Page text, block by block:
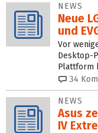
NEWS
Neue
und
Vor
Desktop-
Plattform
34
NEWS
Asus
IV